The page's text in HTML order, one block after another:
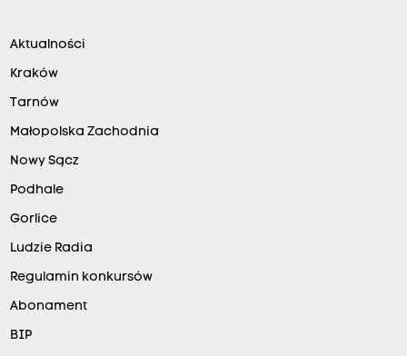
Aktualności
Kraków
Tarnów
Małopolska Zachodnia
Nowy Sącz
Podhale
Gorlice
Ludzie Radia
Regulamin konkursów
Abonament
BIP